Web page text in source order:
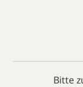
Bitte